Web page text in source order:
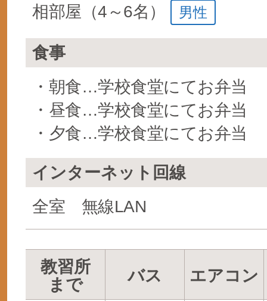
相部屋（4～6名） 男性
食事
・朝食…学校食堂にてお弁当
・昼食…学校食堂にてお弁当
・夕食…学校食堂にてお弁当
インターネット回線
全室 無線LAN
教習所
まで
バス エアコン